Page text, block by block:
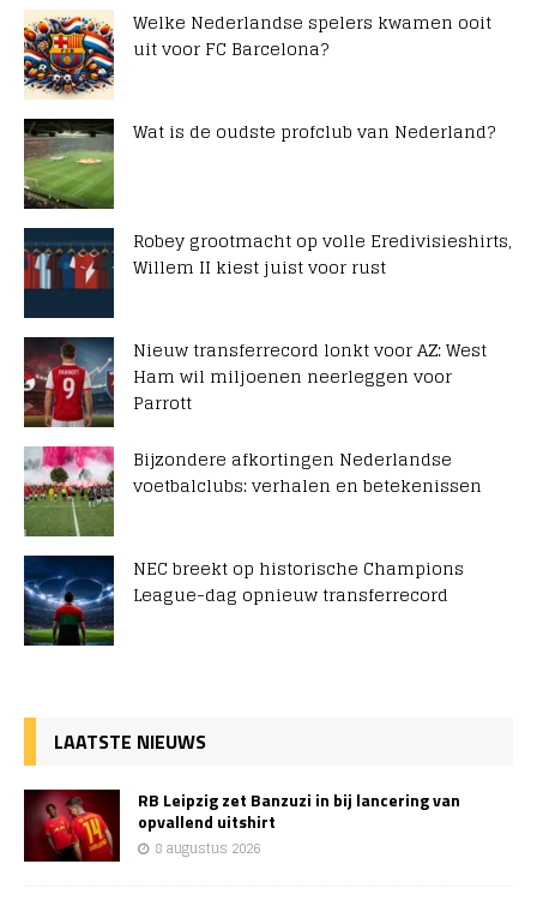
Welke Nederlandse spelers kwamen ooit
uit voor FC Barcelona?
Wat is de oudste profclub van Nederland?
Robey grootmacht op volle Eredivisieshirts,
Willem II kiest juist voor rust
Nieuw transferrecord lonkt voor AZ: West
Ham wil miljoenen neerleggen voor
Parrott
Bijzondere afkortingen Nederlandse
voetbalclubs: verhalen en betekenissen
NEC breekt op historische Champions
League-dag opnieuw transferrecord
LAATSTE NIEUWS
RB Leipzig zet Banzuzi in bij lancering van
opvallend uitshirt
8 augustus 2026